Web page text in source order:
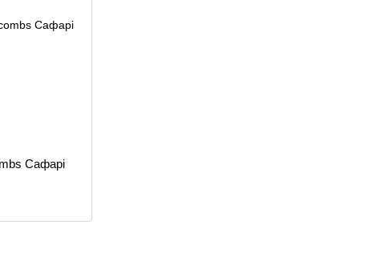
Сафарі